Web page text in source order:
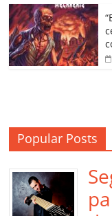
Popular Posts